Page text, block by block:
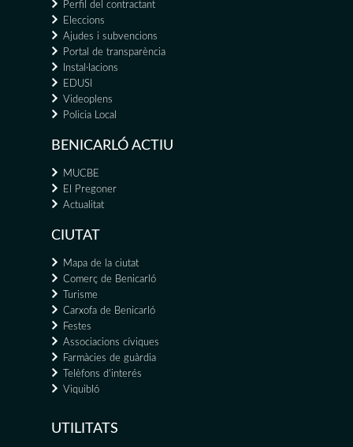
Perfil del contractant
Eleccions
Ajudes i subvencions
Portal de transparència
Instal·lacions
EDUSI
Videoplens
Policia Local
BENICARLÓ ACTIU
MUCBE
El Pregoner
Actualitat
CIUTAT
Mapa de la ciutat
Comerç de Benicarló
Turisme
Carxofa de Benicarló
Festes
Associacions cíviques
Farmàcies de guàrdia
Telèfons d'interés
Viquibló
UTILITATS